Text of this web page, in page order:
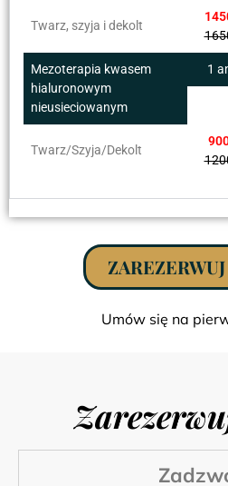
Twarz, szyja i dekolt
Mezoterapia kwasem
hialuronowym
nieusieciowanym
1
Twarz/Szyja/Dekolt
Umów się na